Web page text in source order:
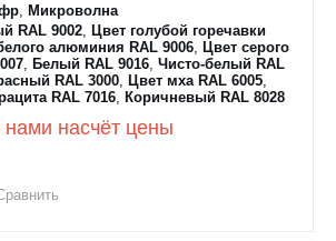
, Микроволна
RAL 9002, Цвет голубой горечавки
алюминия RAL 9006, Цвет серого
, Белый RAL 9016, Чисто-белый RAL
RAL 3000, Цвет мха RAL 6005,
RAL 7016, Коричневый RAL 8028
насчёт цены